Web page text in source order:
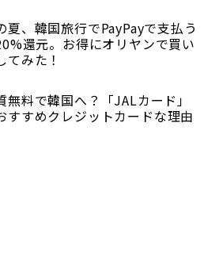
夏、韓国旅行でPayPayで支払う
還元。お得にオリヤンで買い
てみた！
無料で韓国へ？「JALカード」
すすめクレジットカードな理由